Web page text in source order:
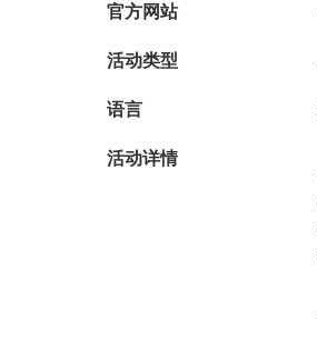
官方网站
活动类型
语言
活动详情